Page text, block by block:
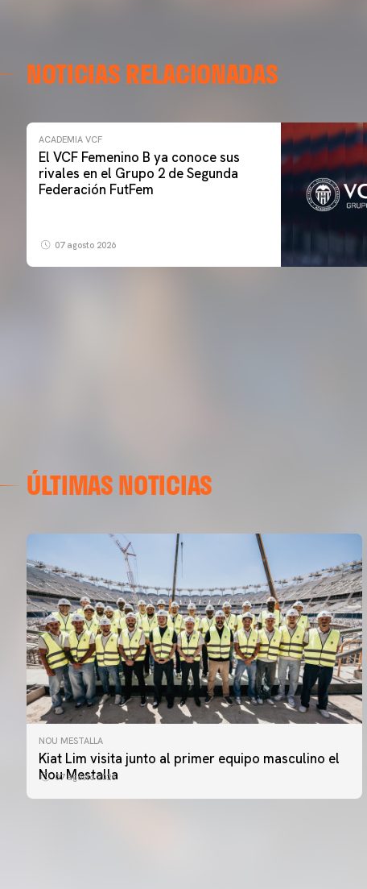
NOTICIAS RELACIONADAS
ACADEMIA VCF
El VCF Femenino B ya conoce sus
rivales en el Grupo 2 de Segunda
Federación FutFem
07 agosto 2026
ÚLTIMAS NOTICIAS
NOU MESTALLA
Kiat Lim visita junto al primer equipo masculino el
Nou Mestalla
07 agosto 2026